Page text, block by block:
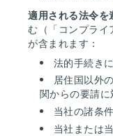
適用される法令を
む（「コンプライ
が含まれます：
法的手続き
居住国以外
関からの要請
当社の諸条
当社または